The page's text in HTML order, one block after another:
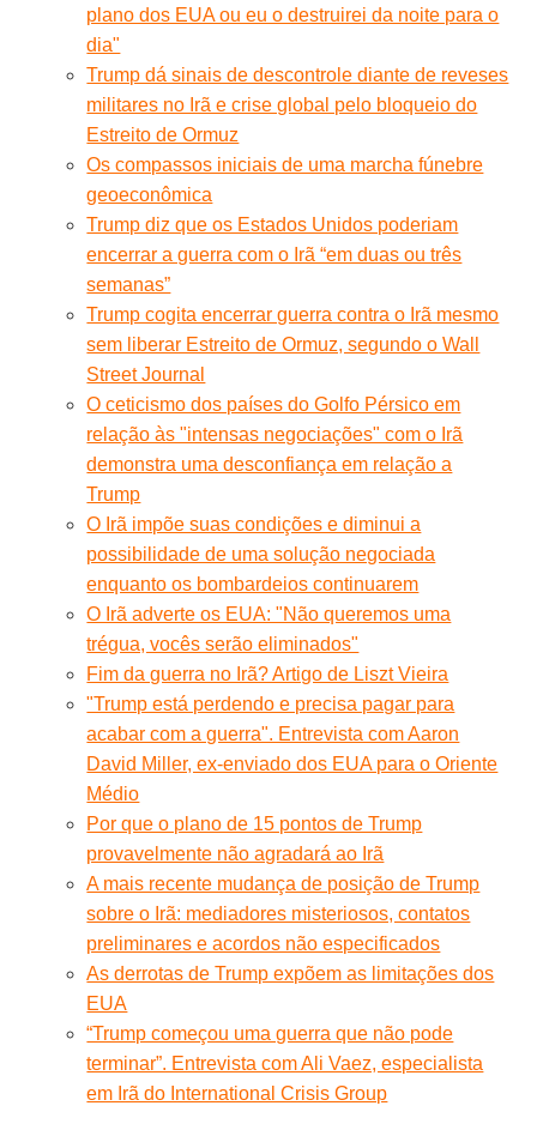
plano dos EUA ou eu o destruirei da noite para o
dia"
Trump dá sinais de descontrole diante de reveses
militares no Irã e crise global pelo bloqueio do
Estreito de Ormuz
Os compassos iniciais de uma marcha fúnebre
geoeconômica
Trump diz que os Estados Unidos poderiam
encerrar a guerra com o Irã “em duas ou três
semanas”
Trump cogita encerrar guerra contra o Irã mesmo
sem liberar Estreito de Ormuz, segundo o Wall
Street Journal
O ceticismo dos países do Golfo Pérsico em
relação às "intensas negociações" com o Irã
demonstra uma desconfiança em relação a
Trump
O Irã impõe suas condições e diminui a
possibilidade de uma solução negociada
enquanto os bombardeios continuarem
O Irã adverte os EUA: "Não queremos uma
trégua, vocês serão eliminados"
Fim da guerra no Irã? Artigo de Liszt Vieira
"Trump está perdendo e precisa pagar para
acabar com a guerra". Entrevista com Aaron
David Miller, ex-enviado dos EUA para o Oriente
Médio
Por que o plano de 15 pontos de Trump
provavelmente não agradará ao Irã
A mais recente mudança de posição de Trump
sobre o Irã: mediadores misteriosos, contatos
preliminares e acordos não especificados
As derrotas de Trump expõem as limitações dos
EUA
“Trump começou uma guerra que não pode
terminar”. Entrevista com Ali Vaez, especialista
em Irã do International Crisis Group